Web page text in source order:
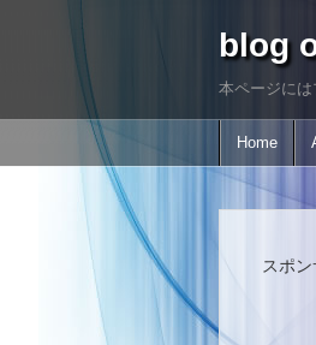
blog
本ページには
Home
スポ